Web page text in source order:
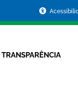
TRANSPARÊNCIA